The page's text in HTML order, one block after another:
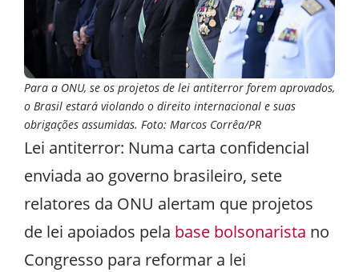
Para a ONU, se os projetos de lei antiterror forem aprovados,
o Brasil estará violando o direito internacional e suas
obrigações assumidas. Foto: Marcos Corrêa/PR
Lei antiterror: Numa carta confidencial
enviada ao governo brasileiro, sete
relatores da ONU alertam que projetos
de lei apoiados pela base bolsonarista no
Congresso para reformar a lei